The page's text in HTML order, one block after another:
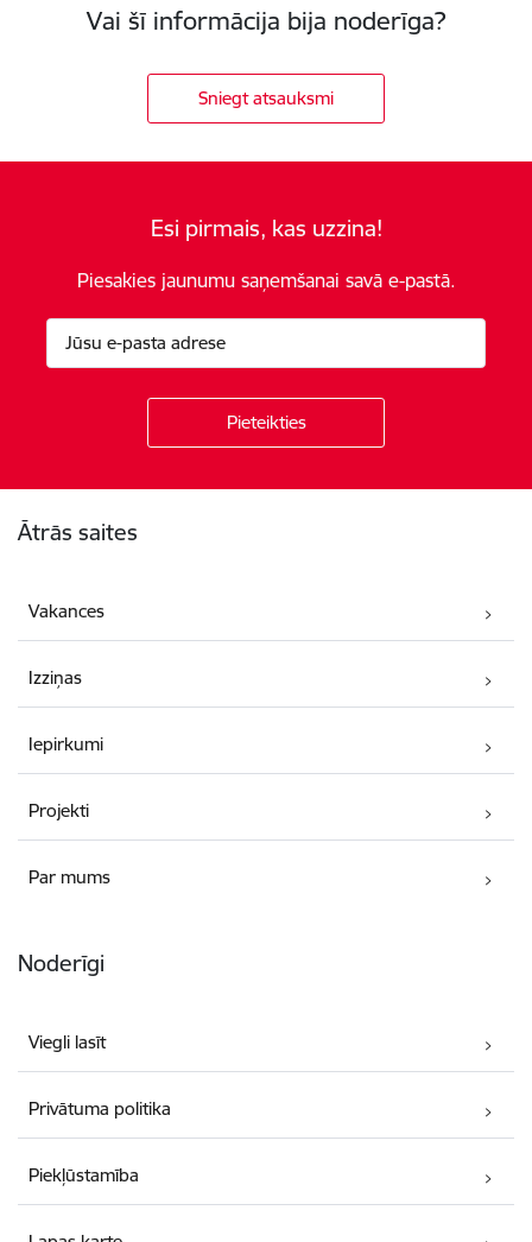
Vai šī informācija bija noderīga?
Sniegt atsauksmi
Esi pirmais, kas uzzina!
Piesakies jaunumu saņemšanai savā e-pastā.
Ātrās saites
Vakances
Izziņas
Iepirkumi
Projekti
Par mums
Noderīgi
Viegli lasīt
Privātuma politika
Piekļūstamība